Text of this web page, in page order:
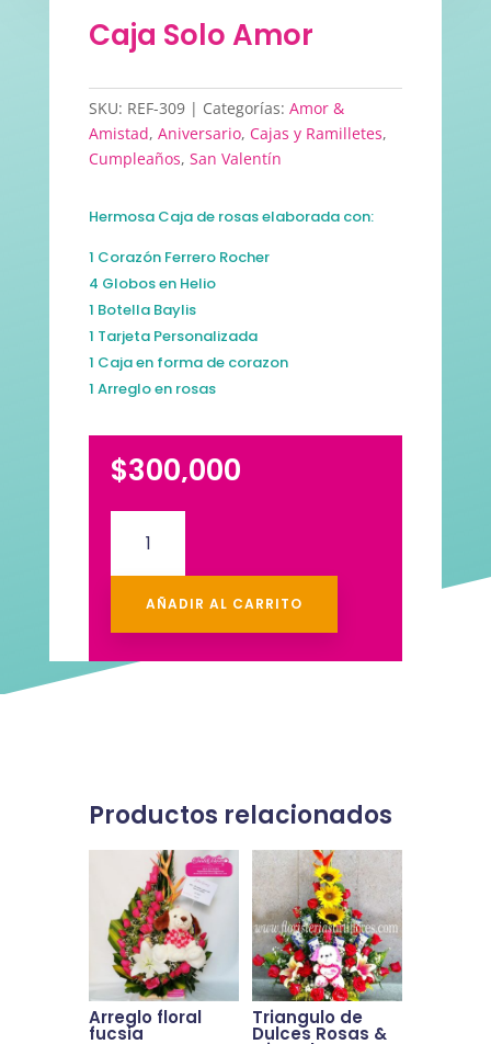
Caja Solo Amor
SKU: REF-309 Categorías: Amor &
Amistad, Aniversario, Cajas y Ramilletes,
Cumpleaños, San Valentín
Hermosa Caja de rosas elaborada con:
1 Corazón Ferrero Rocher
4 Globos en Helio
1 Botella Baylis
1 Tarjeta Personalizada
1 Caja en forma de corazon
1 Arreglo en rosas
$300,000
Amor
cantidadAÑADIR AL CARRITO
Productos relacionados
Arreglo floral
fucsia
Triangulo de
Dulces Rosas &